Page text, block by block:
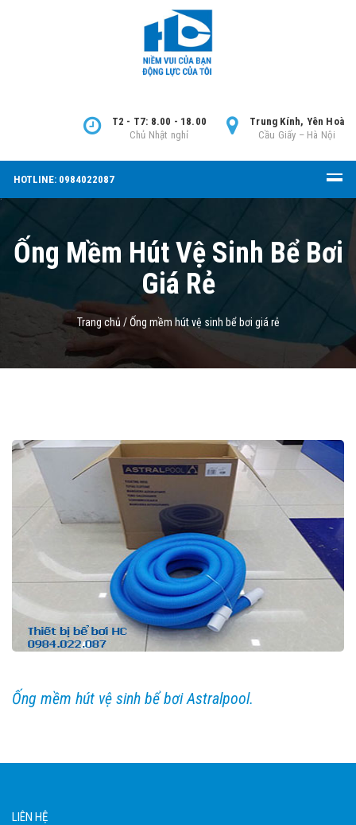
Trung Kính, Yên Hoà
Cầu Giấy – Hà Nội
T2 - T7: 8.00 - 18.00
Chủ Nhật nghỉ
HOTLINE: 0984022087
Ống Mềm Hút Vệ Sinh Bể Bơi
Giá Rẻ
Trang chủ /Ống mềm hút vệ sinh bể bơi giá rẻ
Ống mềm hút vệ sinh bể bơi Astralpool.
LIÊN HỆ